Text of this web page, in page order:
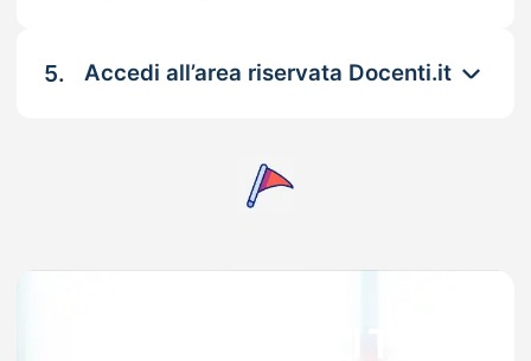
5. Accedi all’area riservata Docenti.it